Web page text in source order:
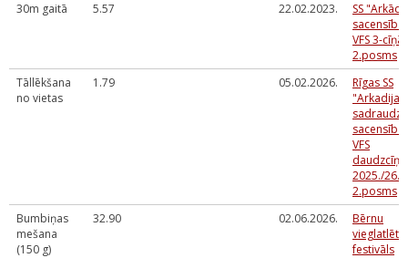
30m gaitā
5.57 22.02.2023.
SS
VFS 3-cīņās
2.posms
Tāllēkšana
no vietas
1.79 05.02.2026.
Rīgas SS
"Arkadija"
VFS
2025./
2.posms
Bumbiņas
mešana
(150 g)
32.90 02.06.2026.
Bērnu
festivāls